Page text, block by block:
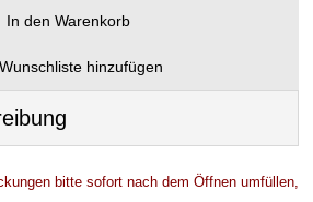
bitte sofort nach dem Öffnen umfüllen,